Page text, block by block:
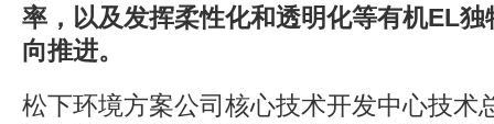
率，以及发挥柔性化和透明化等有机EL
向推进。
松下环境方案公司核心技术开发中心技术